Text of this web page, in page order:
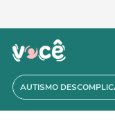
AUTISMO